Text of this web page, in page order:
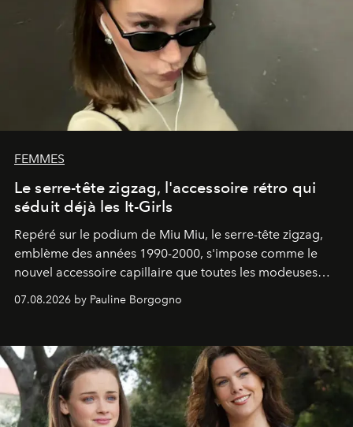
FEMMES
Le serre-tête zigzag, l'accessoire rétro qui
séduit déjà les It-Girls
Repéré sur le podium de Miu Miu, le serre-tête zigzag,
emblème des années 1990-2000, s'impose comme le
nouvel accessoire capillaire que toutes les modeuses
07.08.2026 by Pauline Borgogno